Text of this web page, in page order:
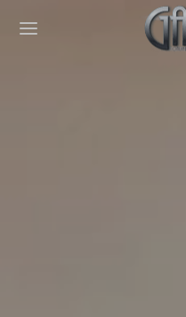
Cookies management panel